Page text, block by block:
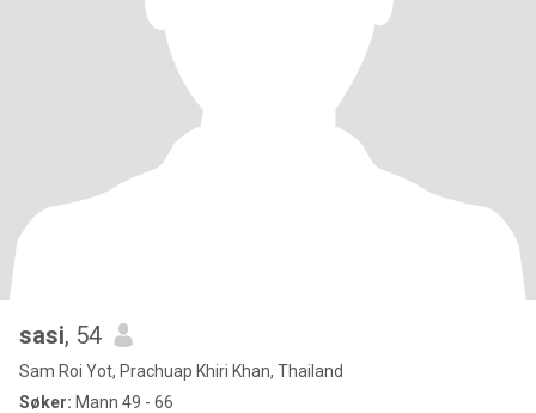
sasi, 54
Sam Roi Yot, Prachuap Khiri Khan, Thailand
Søker: Mann 49 - 66